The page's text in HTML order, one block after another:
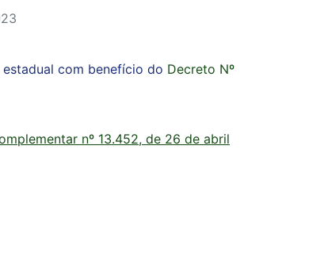
com benefício do Decreto Nº
nº 13.452, de 26 de abril